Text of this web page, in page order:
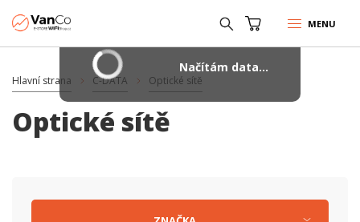
MENU
Hlavní strana C-DATA Optické sítě
Optické sítě
Načítám data...